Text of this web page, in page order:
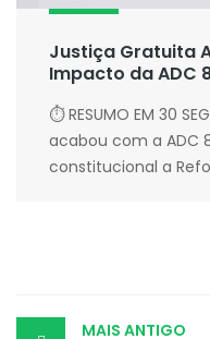
Justiça Gratuita
Impacto da ADC
⏱ RESUMO EM 30
acabou com a ADC
constitucional a
MAIS ANTIGO